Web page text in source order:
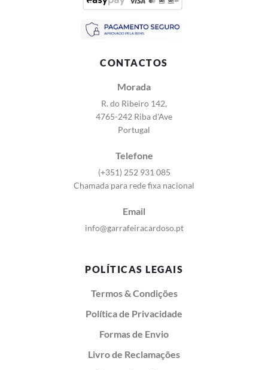
CONTACTOS
Morada
R. do Ribeiro 142,
4765-242 Riba d'Ave
Portugal
Telefone
(+351) 252 931 085
Chamada para rede fixa nacional
Email
info@garrafeiracardoso.pt
POLÍTICAS LEGAIS
Termos & Condições
Política de Privacidade
Formas de Envio
Livro de Reclamações